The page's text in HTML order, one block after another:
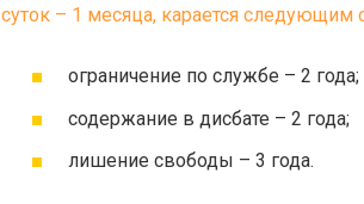
суток – 1 месяца, карается следующим
ограничение по службе – 2 года;
содержание в дисбате – 2 года;
лишение свободы – 3 года.